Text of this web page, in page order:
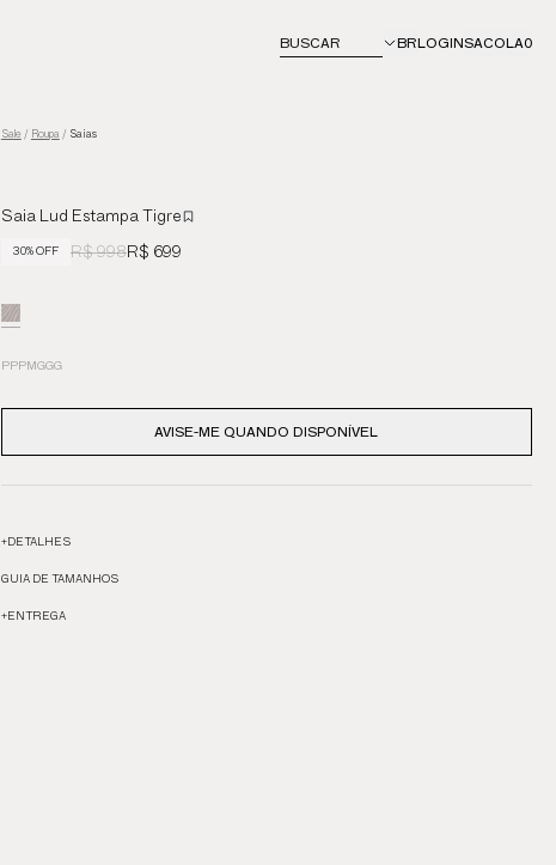
BUSCAR BRLOGINSACOLA0
Sale / Roupa/ Saias
Saia Lud Estampa Tigre
30% OFF R$ 998R$ 699
PPPMGGG
AVISE-ME QUANDO DISPONÍVEL
+DETALHES
GUIA DE TAMANHOS
+ENTREGA